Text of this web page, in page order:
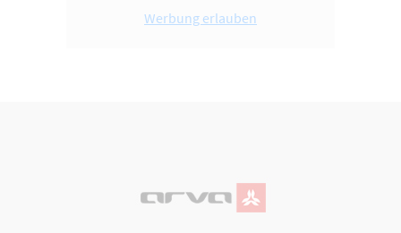
Werbung erlauben